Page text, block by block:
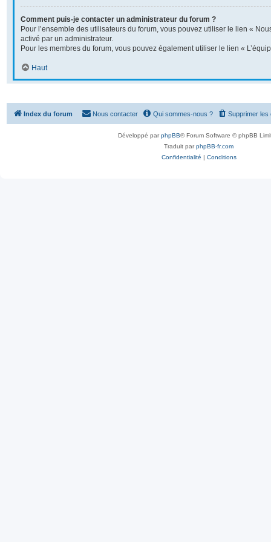
Comment puis-je contacter un administrateur du forum ?
Pour l’ensemble des utilisateurs du forum, vous pouvez utiliser le lien «
activé par un administrateur.
Pour les membres du forum, vous pouvez également utiliser le lien «
Haut
Index du forum Supprimer les
Qui sommes-nous ?
Nous contacter
Développé parphpBB® Forum Software © phpBB
Traduit parphpBB-fr.com
Confidentialité | Conditions